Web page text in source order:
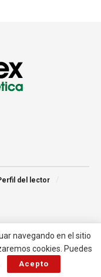
del lector
navegando en el sitio
cookies. Puedes
Acepto